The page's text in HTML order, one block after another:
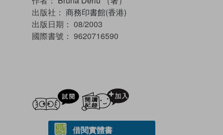
出版社： 商務印書館(香港)
出版日期： 08/2003
國際書號： 9620716590
試閲
借閱實體書